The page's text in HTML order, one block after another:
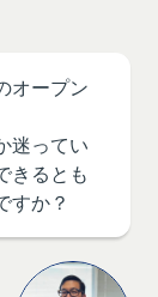
オープン
迷ってい
きるとも
すか？